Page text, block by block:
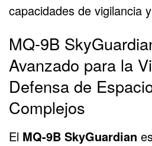
capacidades de vigilancia
MQ-9B
Avanzado para la
Defensa de
Complejos
El MQ-9B SkyGuardian